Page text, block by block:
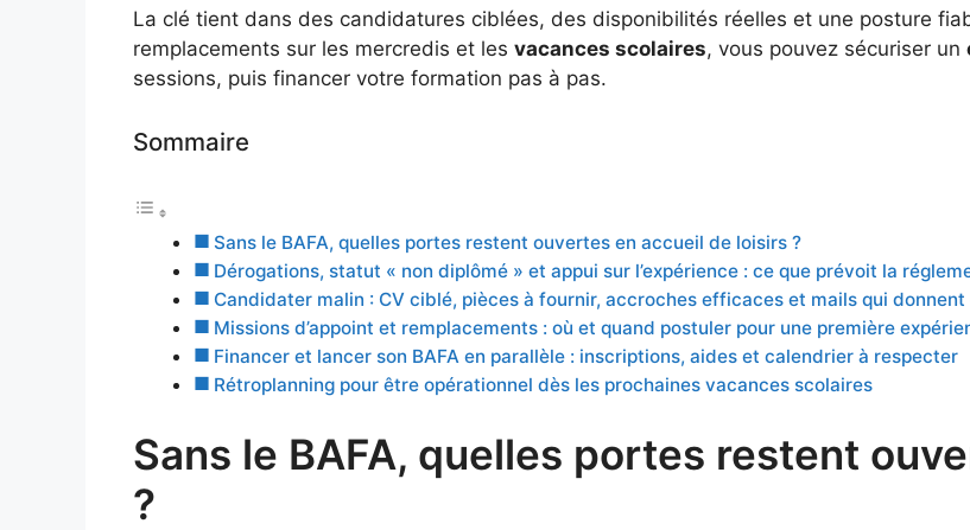
La clé tient dans des candidatures ciblées, des disponibilités réelles et une posture
remplacements sur les mercredis et les vacances scolaires, vous pouvez sécuriser un
sessions, puis financer votre formation pas à pas.
Sommaire
Sans le BAFA, quelles portes restent ouvertes en accueil de loisirs ?
Dérogations, statut « non diplômé » et appui sur l’expérience : ce que prévoit la
Candidater malin : CV ciblé, pièces à fournir, accroches efficaces et mails qui donnent
Missions d’appoint et remplacements : où et quand postuler pour une première
Financer et lancer son BAFA en parallèle : inscriptions, aides et calendrier à respecter
Rétroplanning pour être opérationnel dès les prochaines vacances scolaires
Sans le BAFA, quelles portes restent
?